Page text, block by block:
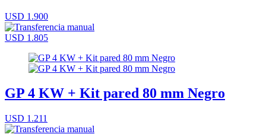
USD 1.900
USD 1.805
GP 4 KW + Kit pared 80 mm Negro
USD 1.211